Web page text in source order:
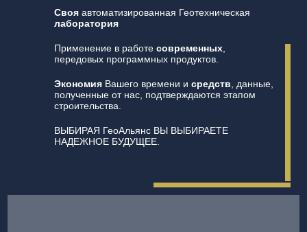
Свояавтоматизированная Геотехническая
лаборатория
Применение в работе современных,
передовых программных продуктов.
ЭкономияВашего времени и средств , данные,
полученные от нас, подтверждаются этапом
строительства.
ВЫБИРАЯ ГеоАльянс ВЫ ВЫБИРАЕТЕ
НАДЕЖНОЕ БУДУЩЕЕ.